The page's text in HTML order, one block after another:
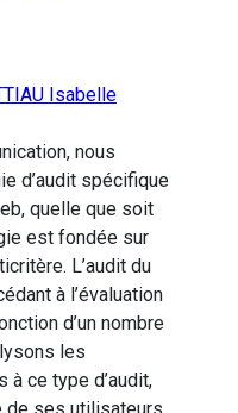
Isabelle
nous
d’audit spécifique
quelle que soit
est fondée sur
L’audit du
à l’évaluation
d’un nombre
les
ce type d’audit,